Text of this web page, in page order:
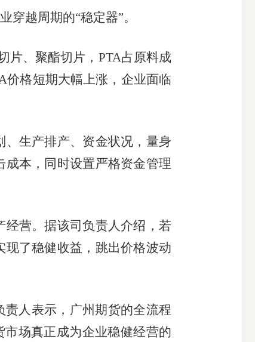
越周期的“稳定器”。
、聚酯切片，PTA占原料成
价格短期大幅上涨，企业面临
生产排产、资金状况，量身
本，同时设置严格资金管理
营。据该司负责人介绍，若
了稳健收益，跳出价格波动
人表示，广州期货的全流程
市场真正成为企业稳健经营的